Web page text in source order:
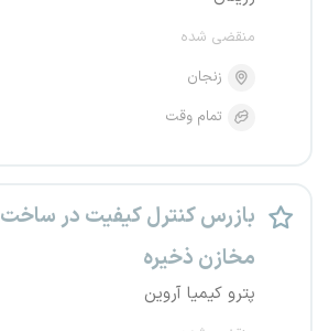
منقضی شده
زنجان
تمام وقت
بازرس کنترل کیفیت در ساخت
مخازن ذخیره
پترو کیمیا آروین